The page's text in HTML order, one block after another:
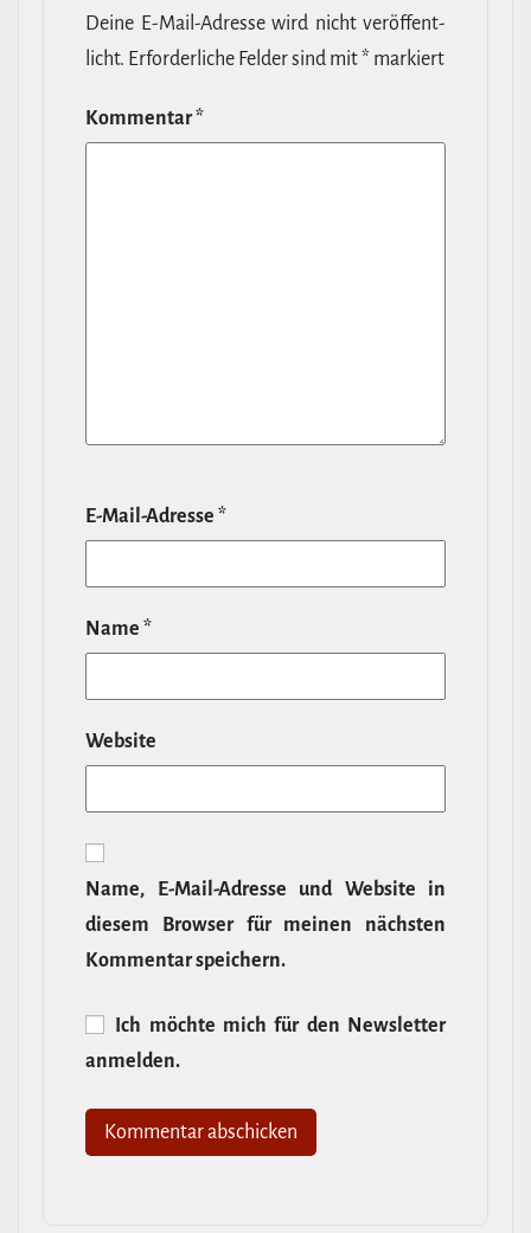
Deine E‑Mail-​Adresse wird nicht ver­öf­fent­
licht. Erfor­der­liche Felder sind mit* markiert
Kommentar*
E‑Mail-​Adresse *
Name *
Website
Name, E‑Mail-​Adresse und Website in
diesem Browser für meinen nächsten
Kommentar speichern.
Ich möchte mich für den News­letter
anmelden.